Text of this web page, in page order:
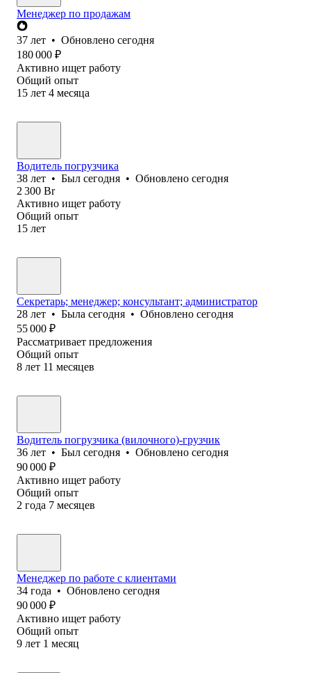
Менеджер по продажам
37 лет • Обновлено сегодня
180 000 ₽
Активно ищет работу
Общий опыт
15 лет 4 месяца
Водитель погрузчика
38 лет • Был сегодня • Обновлено сегодня
2 300 Br
Активно ищет работу
Общий опыт
15 лет
Секретарь; менеджер; консультант; администратор
28 лет • Была сегодня • Обновлено сегодня
55 000 ₽
Рассматривает предложения
Общий опыт
8 лет 11 месяцев
Водитель погрузчика (вилочного)-грузчик
36 лет • Был сегодня • Обновлено сегодня
90 000 ₽
Активно ищет работу
Общий опыт
2 года 7 месяцев
Менеджер по работе с клиентами
34 года • Обновлено сегодня
90 000 ₽
Активно ищет работу
Общий опыт
9 лет 1 месяц